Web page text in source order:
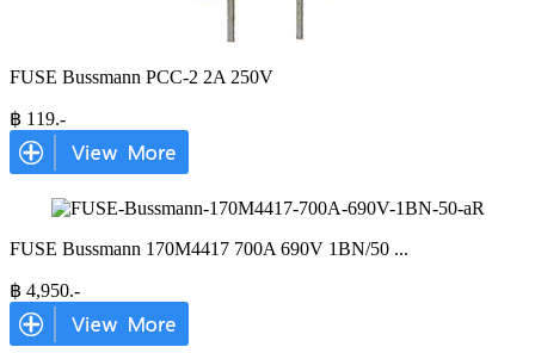
FUSE Bussmann PCC-2 2A 250V
฿ 119.-
FUSE Bussmann 170M4417 700A 690V 1BN/50 ...
฿ 4,950.-